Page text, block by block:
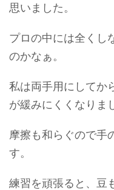
思いました。
プロの中には全くし
のかなぁ。
私は両手用にしてか
が緩みにくくなりま
摩擦も和らぐので手
す。
練習を頑張ると、豆